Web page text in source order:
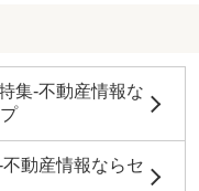
集-不動産情報な
動産情報ならセ